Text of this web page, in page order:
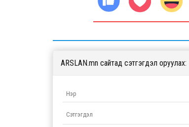
ARSLAN.mn сайтад сэтгэгдэл оруулах: